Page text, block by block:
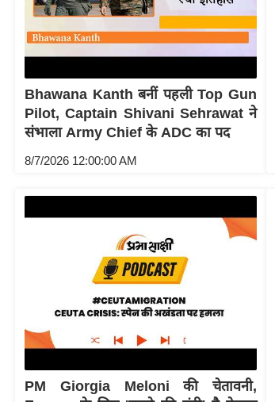
Bhawana Kanth बनीं पहली Top Gun
Pilot, Captain Shivani Sehrawat ने
संभाला Army Chief के ADC का पद
8/7/2026 12:00:00 AM
PM Giorgia Meloni की चेतावनी,